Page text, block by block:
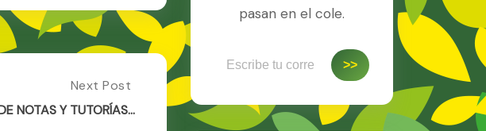
Next
Post:
Next Post
NOTAS Y TUTORÍAS…
pasan en el cole.
>>